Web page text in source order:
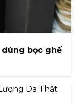
dùng bọc ghế